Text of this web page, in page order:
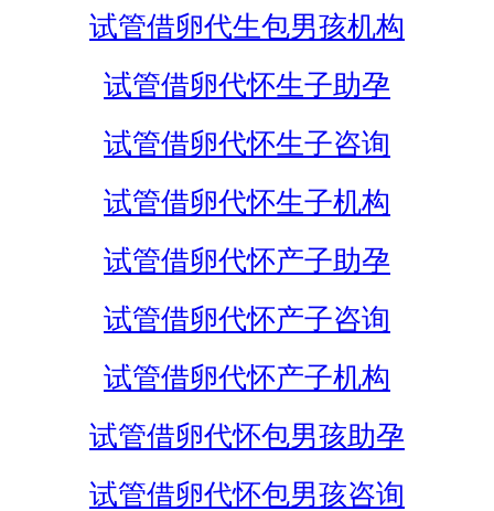
试管借卵代生包男孩机构
试管借卵代怀生子助孕
试管借卵代怀生子咨询
试管借卵代怀生子机构
试管借卵代怀产子助孕
试管借卵代怀产子咨询
试管借卵代怀产子机构
试管借卵代怀包男孩助孕
试管借卵代怀包男孩咨询